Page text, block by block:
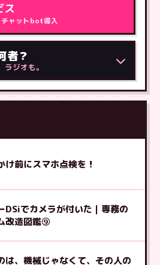
ス
チャットbot導入
者？
ジオも。
け前にスマホ点検を！
DSiでカメラが付いた｜専務の
改造図鑑⑨
は、機械じゃなくて、その人の